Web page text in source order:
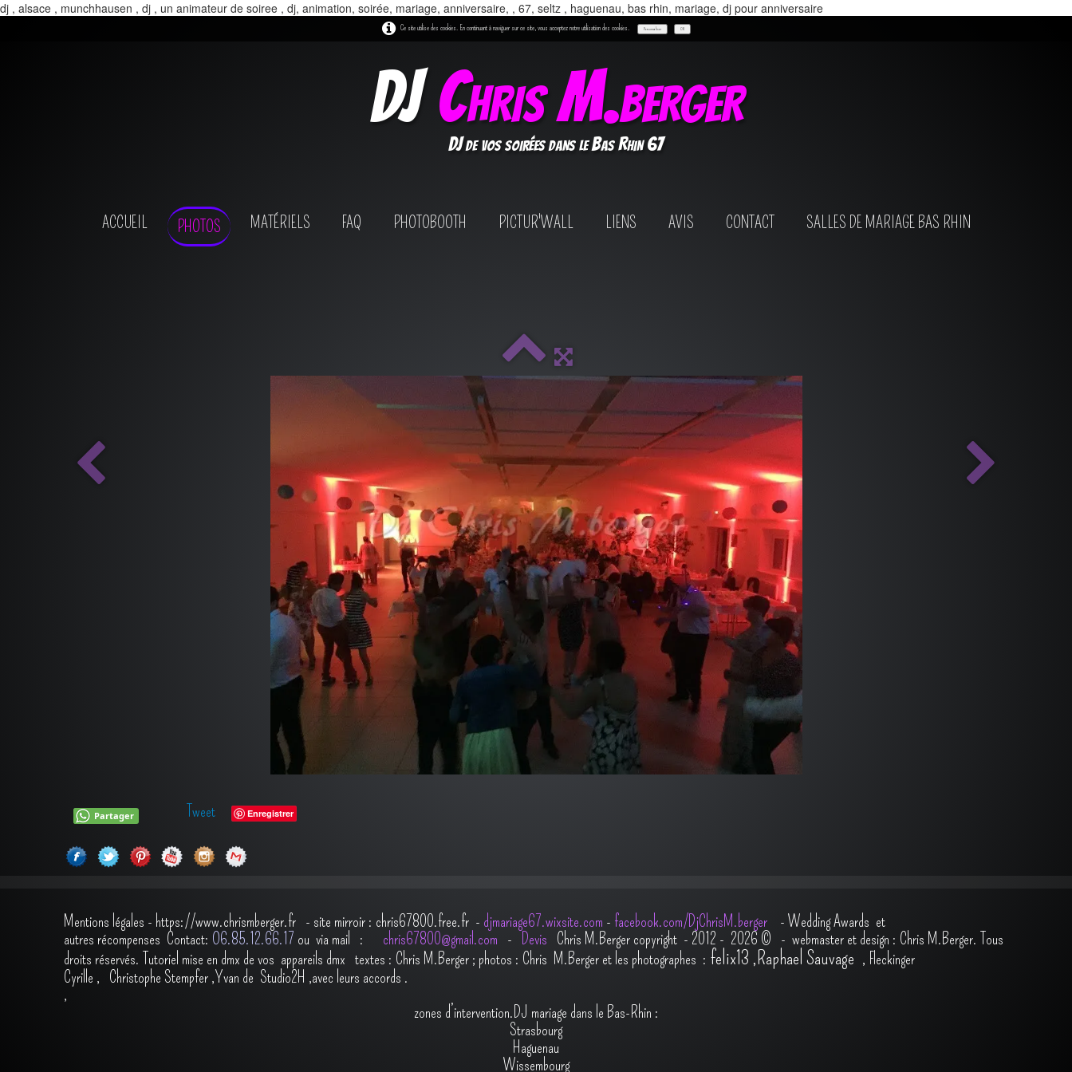
dj , alsace , munchhausen , dj , un animateur de soiree , dj, animation, soirée, mariage, anniversaire, , 67, seltz , haguenau, bas rhin, mariage, dj pour anniversaire
Ce site utilise des cookies. En continuant à naviguer sur ce site, vous acceptez notre utilisation des cookies. Personnaliser OK
DJChris M.berger
DJ de vos soirées dans le Bas Rhin 67
ACCUEIL PHOTOS MATÉRIELS FAQ PHOTOBOOTH PICTUR'WALL LIENS AVIS CONTACT SALLES DE MARIAGE BAS RHIN
Partager Tweet Enregistrer
Mentions légales - https://www.chrismberger.fr - site mirroir : chris67800.free.fr - djmariage67.wixsite.com - facebook.com/DjChrisM.berger - Wedding Awards et
autres récompenses Contact: O6.85.12.66.17 ou via mail : chris67800@gmail.com - Devis Chris M.Berger copyright - 2012 - 2026 © - webmaster et design : Chris M.Berger. Tous
droits réservés. Tutoriel mise en dmx de vos appareils dmx textes : Chris M.Berger ; photos : Chris M.Berger et les photographes : felix13 ,Raphael Sauvage , Fleckinger
Cyrille , Christophe Stempfer ,Yvan de Studio2H ,avec leurs accords .
,
zones d’intervention.DJ mariage dans le Bas-Rhin :
Strasbourg
Haguenau
Wissembourg